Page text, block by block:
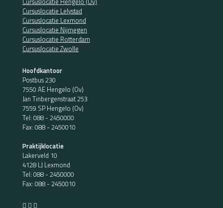
Cursuslocatie Lelystad
Cursuslocatie Lexmond
Cursuslocatie Nijmegen
Cursuslocatie Rotterdam
Cursuslocatie Zwolle
Hoofdkantoor
Postbus 230
7550 AE Hengelo (Ov)
Jan Tinbergenstraat 253
7559 SP Hengelo (Ov)
Tel: 088 - 2450000
Fax: 088 - 2450010
Praktijklocatie
Lakerveld 10
4128 LJ Lexmond
Tel: 088 - 2450000
Fax: 088 - 2450010